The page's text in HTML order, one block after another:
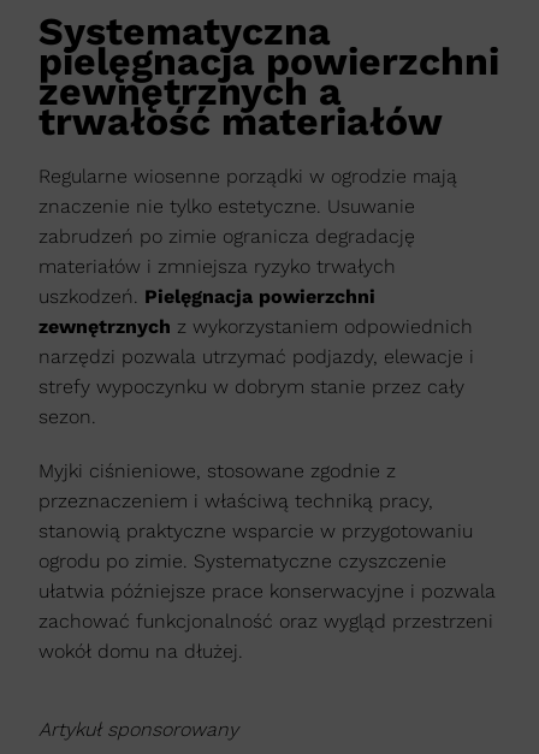
Systematyczna
pielęgnacja powierzchni
zewnętrznych a
trwałość materiałów
Regularne wiosenne porządki w ogrodzie mają
znaczenie nie tylko estetyczne. Usuwanie
zabrudzeń po zimie ogranicza degradację
materiałów i zmniejsza ryzyko trwałych
uszkodzeń. Pielęgnacja powierzchni
zewnętrznych z wykorzystaniem odpowiednich
narzędzi pozwala utrzymać podjazdy, elewacje i
strefy wypoczynku w dobrym stanie przez cały
sezon.
Myjki ciśnieniowe, stosowane zgodnie z
przeznaczeniem i właściwą techniką pracy,
stanowią praktyczne wsparcie w przygotowaniu
ogrodu po zimie. Systematyczne czyszczenie
ułatwia późniejsze prace konserwacyjne i pozwala
zachować funkcjonalność oraz wygląd przestrzeni
wokół domu na dłużej.
Artykuł sponsorowany